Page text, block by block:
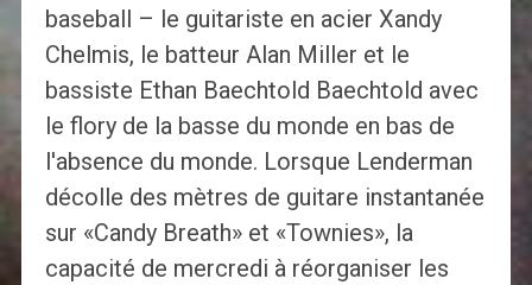
baseball – le guitariste en acier Xandy
Chelmis, le batteur Alan Miller et le
bassiste Ethan Baechtold Baechtold avec
le flory de la basse du monde en bas de
l'absence du monde. Lorsque Lenderman
décolle des mètres de guitare instantanée
sur «Candy Breath» et «Townies», la
capacité de mercredi à réorganiser les